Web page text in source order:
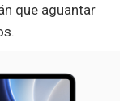
que aguantar